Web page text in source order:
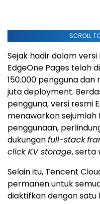
SCROLL
Sejak hadir dalam
EdgeOne Pages telah
150.000 pengguna
juta deployment.
pengguna, versi resmi
menawarkan
penggunaan,
dukunganfull-stack
click KV storage, serta
Selain itu, Tencent
permanen untuk
diaktifkan dengan satu